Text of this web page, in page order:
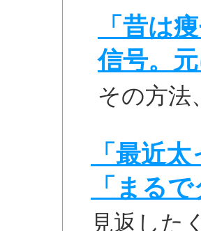
「昔は
信号。
その方法
「最近
「まる
見返した